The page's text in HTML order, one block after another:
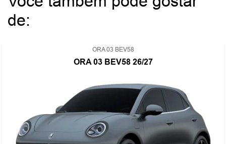
de:
ORA 03 BEV58
ORA 03 BEV58 26/27